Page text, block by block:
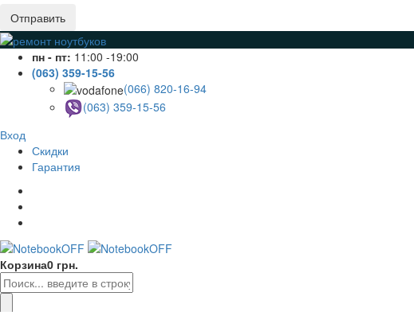
Отправить
пн - пт: 11:00 -19:00
(063) 359-15-56
(066) 820-16-94
(063) 359-15-56
Вход
Скидки
Гарантия
Корзина0 грн.